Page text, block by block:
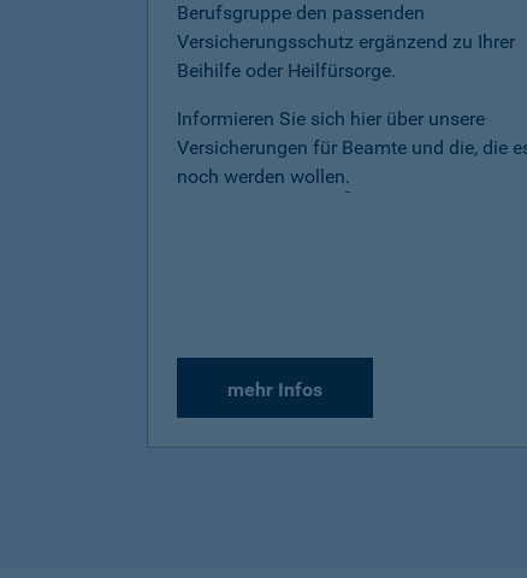
Berufsgruppe den passenden
Versicherungsschutz ergänzend zu Ihrer
Beihilfe oder Heilfürsorge.
Informieren Sie sich hier über unsere
Versicherungen für Beamte und die, die
noch werden wollen.
mehr Infos